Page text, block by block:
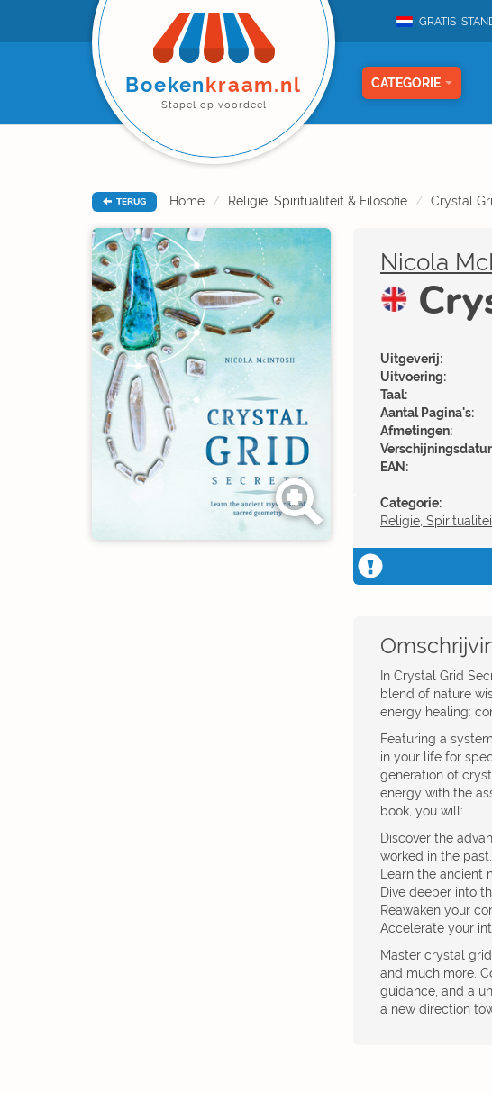
GRATIS
Boekenkraam.nl
Stapel op voordeel
CATEGORIE
TERUG Home Religie, Spiritualiteit & Filosofie Crystal
Nicola
Uitgeverij:
Uitvoering:
Taal:
Aantal Pagina's:
Afmetingen:
EAN:
Categorie:
Religie,
In Crystal Grid
blend of nature
energy healing:
Featuring a
in your life for
generation of
energy with the
book, you will:
Discover the
worked in the past.
Learn the ancient
Dive deeper into
Reawaken your
Accelerate your
Master crystal
and much more.
guidance, and a
a new direction